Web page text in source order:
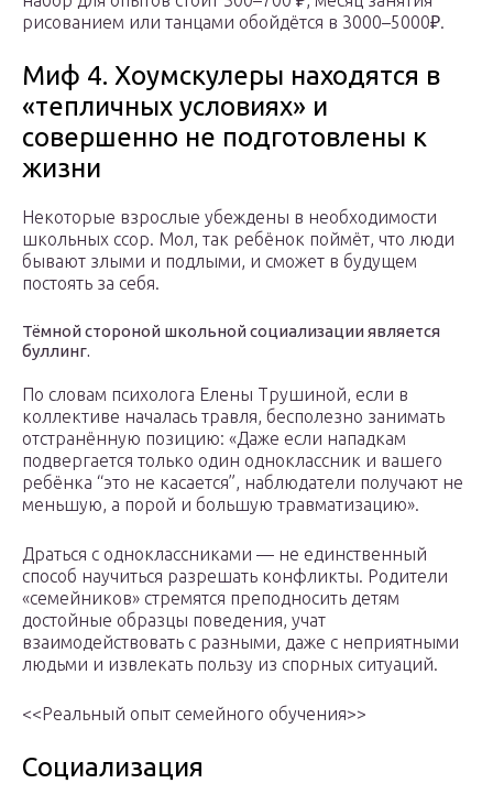
рисованием или танцами обойдётся в 3000–5000₽.
Миф 4. Хоумскулеры находятся в
«тепличных условиях» и
совершенно не подготовлены к
жизни
Некоторые взрослые убеждены в необходимости
школьных ссор. Мол, так ребёнок поймёт, что люди
бывают злыми и подлыми, и сможет в будущем
постоять за себя.
Тёмной стороной школьной социализации является
буллинг.
По словам психолога Елены Трушиной, если в
коллективе началась травля, бесполезно занимать
отстранённую позицию: «Даже если нападкам
подвергается только один одноклассник и вашего
ребёнка “это не касается”, наблюдатели получают не
меньшую, а порой и большую травматизацию».
Драться с одноклассниками — не единственный
способ научиться разрешать конфликты. Родители
«семейников» стремятся преподносить детям
достойные образцы поведения, учат
взаимодействовать с разными, даже с неприятными
людьми и извлекать пользу из спорных ситуаций.
<<Реальный опыт семейного обучения>>
Социализация